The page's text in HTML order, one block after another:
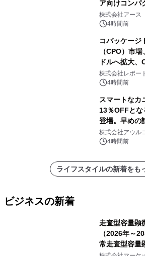
ア向けコンパ
誕生
株式会社アース
4時間前
コパッケージ
（CPO）市
ドルへ拡大
センター・高
速
株式会社レポー
4時間前
スマートなカ
13％OFFとな
登場。早めの
大人の冬旅を
苑 別邸ふうか
株式会社アウル
4時間前
ライフスタイルの新着をも
ビジネスの新着
走査型容量顕
（2026年～
常走査型容量